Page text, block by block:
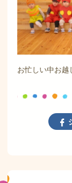
お忙しい中お越